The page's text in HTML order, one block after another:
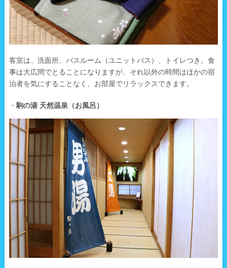
客室は、洗面所、バスルーム（ユニットバス）、トイレつき。食
事は大広間でとることになりますが、それ以外の時間はほかの宿
泊者を気にすることなく、お部屋でリラックスできます。
・駒の湯 天然温泉（お風呂）